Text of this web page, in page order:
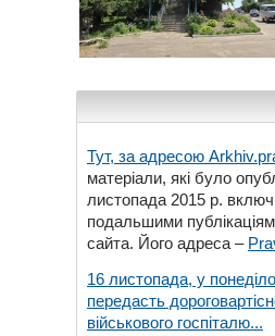
Тут, за адресою
матеріали, які було
листопада 2015 р.
подальшими
сайта. Його адреса –
16 листопада, у
передасть
військового госпіталю...